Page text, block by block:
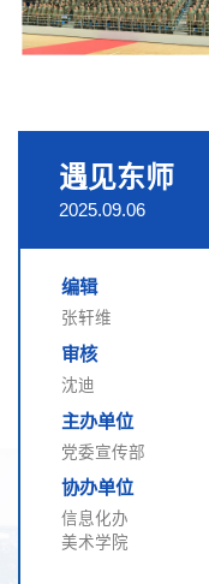
遇见东师
2025.09.06
编辑
张轩维
审核
沈迪
主办单位
党委宣传部
协办单位
信息化办
美术学院